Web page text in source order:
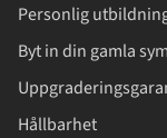
Personlig
Byt in din gamla
Hållbarhet